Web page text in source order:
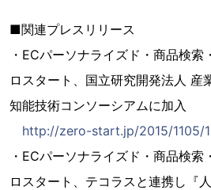
■関連プレスリリース
・ECパーソナライズド・商品検
ロスタート、国立研究開発法人 産
知能技術コンソーシアムに加入
http://zero-start.jp/2015/1105/
・ECパーソナライズド・商品検
ロスタート、テコラスと連携し『